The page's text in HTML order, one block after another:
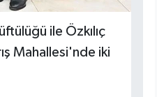
ile Özkılıç
Mahallesi'nde iki